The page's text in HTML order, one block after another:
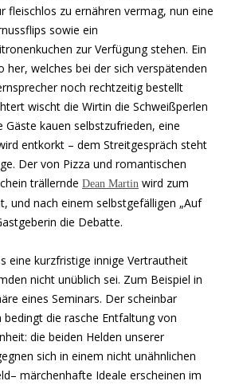
fleischlos zu ernähren vermag, nun eine
sowie ein
zur Verfügung stehen. Ein
her, welches bei der sich verspätenden
noch rechtzeitig bestellt
wischt die Wirtin die Schweißperlen
Gäste kauen selbstzufrieden, eine
entkorkt – dem Streitgespräch steht
Der von Pizza und romantischen
trällernde Dean Martin wird zum
und nach einem selbstgefälligen „Auf
die Debatte.
eine kurzfristige innige Vertrautheit
nicht unüblich sei. Zum Beispiel in
eines Seminars. Der scheinbar
die rasche Entfaltung von
die beiden Helden unserer
sich in einem nicht unähnlichen
märchenhafte Ideale erscheinen im